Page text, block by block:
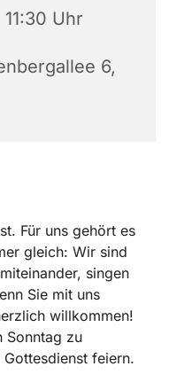
Uhr
6,
Für uns gehört es
gleich: Wir sind
singen
Sie mit uns
willkommen!
Sonntag zu
feiern.